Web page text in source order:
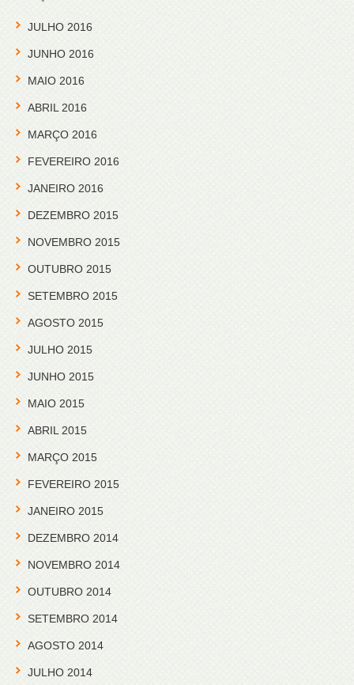
JULHO 2016
JUNHO 2016
MAIO 2016
ABRIL 2016
MARÇO 2016
FEVEREIRO 2016
JANEIRO 2016
DEZEMBRO 2015
NOVEMBRO 2015
OUTUBRO 2015
SETEMBRO 2015
AGOSTO 2015
JULHO 2015
JUNHO 2015
MAIO 2015
ABRIL 2015
MARÇO 2015
FEVEREIRO 2015
JANEIRO 2015
DEZEMBRO 2014
NOVEMBRO 2014
OUTUBRO 2014
SETEMBRO 2014
AGOSTO 2014
JULHO 2014